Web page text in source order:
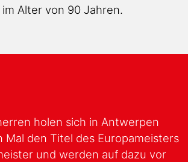
Alter von 90 Jahren.
holen sich in Antwerpen
Mal den Titel des Europameisters
und werden auf dazu vor